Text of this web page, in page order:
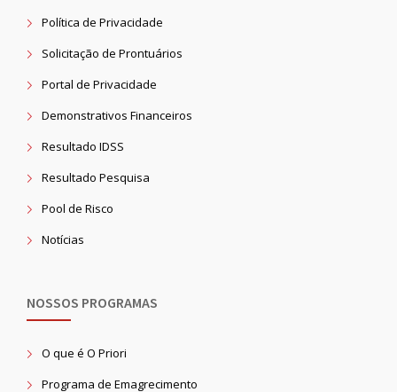
Política de Privacidade
Solicitação de Prontuários
Portal de Privacidade
Demonstrativos Financeiros
Resultado IDSS
Resultado Pesquisa
Pool de Risco
Notícias
NOSSOS PROGRAMAS
O que é O Priori
Programa de Emagrecimento